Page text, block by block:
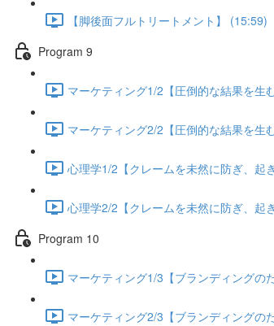
【脚後面フルトリートメント】 (15:59)
Program 9
マーケティング1/2【圧倒的な結果を生
マーケティング2/2【圧倒的な結果を生
心理学1/2【クレームを未然に防ぎ、起
心理学2/2【クレームを未然に防ぎ、起
Program 10
マーケティング1/3【ブランディングの
マーケティング2/3【ブランディングの